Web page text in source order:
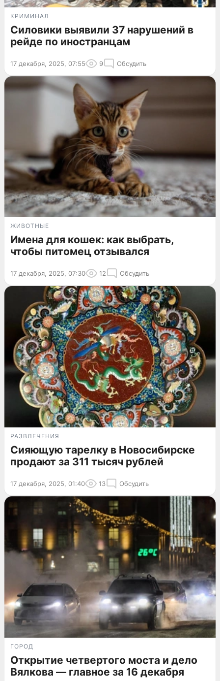
КРИМИНАЛ
Силовики выявили 37 нарушений в
рейде по иностранцам
17 декабря, 2025, 07:55 9 Обсудить
ЖИВОТНЫЕ
Имена для кошек: как выбрать,
чтобы питомец отзывался
17 декабря, 2025, 07:30 12 Обсудить
РАЗВЛЕЧЕНИЯ
Сияющую тарелку в Новосибирске
продают за 311 тысяч рублей
17 декабря, 2025, 01:40 13 Обсудить
ГОРОД
Открытие четвертого моста и дело
Вялкова — главное за 16 декабря